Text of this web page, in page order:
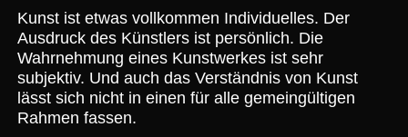
Kunst ist etwas vollkommen Individuelles. Der
Ausdruck des Künstlers ist persönlich. Die
Wahrnehmung eines Kunstwerkes ist sehr
subjektiv. Und auch das Verständnis von Kunst
lässt sich nicht in einen für alle gemeingültigen
Rahmen fassen.